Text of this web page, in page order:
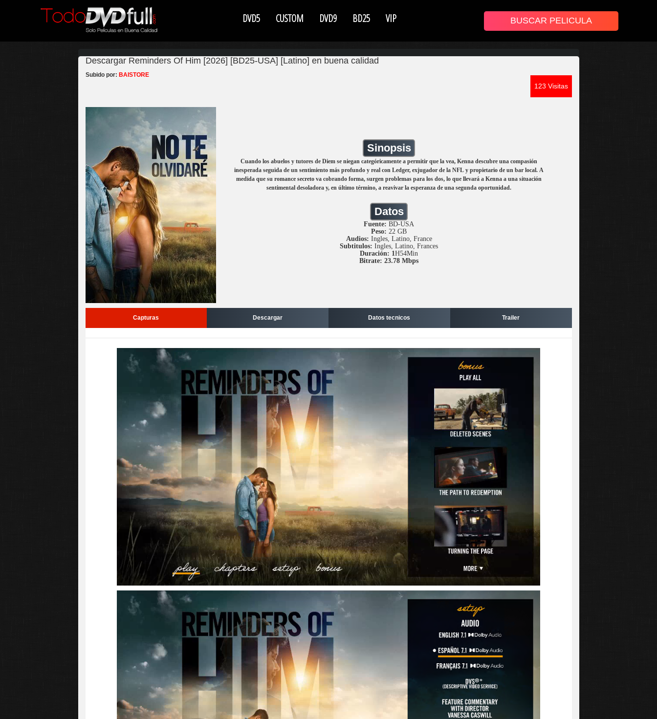
DVD5 CUSTOM DVD9 BD25 VIP
Descargar Reminders Of Him [2026] [BD25-USA] [Latino] en buena calidad
123 Visitas
Subido por: BAISTORE
Sinopsis
Cuando los abuelos y tutores de Diem se niegan categóricamente a permitir que la vea, Kenna descubre una compasión
inesperada seguida de un sentimiento más profundo y real con Ledger, exjugador de la NFL y propietario de un bar local. A
medida que su romance secreto va cobrando forma, surgen problemas para los dos, lo que llevará a Kenna a una situación
sentimental desoladora y, en último término, a reavivar la esperanza de una segunda oportunidad.
Datos
Fuente: BD-USA
Peso: 22 GB
Audios: Ingles, Latino, France
Subtitulos: Ingles, Latino, Frances
Duración: 1H54Min
Bitrate: 23.78 Mbps
Capturas Descargar Datos tecnicos Trailer